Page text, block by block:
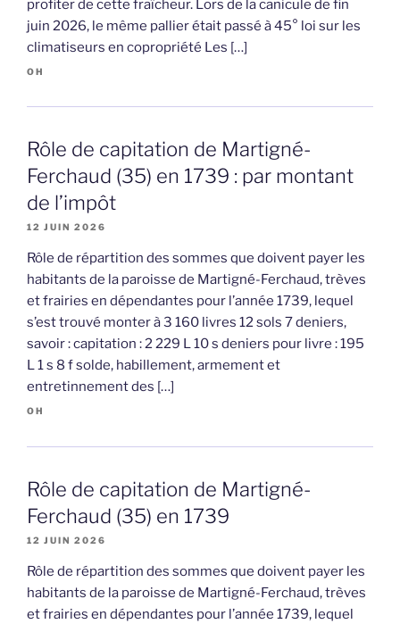
profiter de cette fraîcheur. Lors de la canicule de fin
juin 2026, le même pallier était passé à 45° loi sur les
climatiseurs en copropriété Les […]
OH
Rôle de capitation de Martigné-
Ferchaud (35) en 1739 : par montant
de l’impôt
12 JUIN 2026
Rôle de répartition des sommes que doivent payer les
habitants de la paroisse de Martigné-Ferchaud, trèves
et frairies en dépendantes pour l’année 1739, lequel
s’est trouvé monter à 3 160 livres 12 sols 7 deniers,
savoir : capitation : 2 229 L 10 s deniers pour livre : 195
L 1 s 8 f solde, habillement, armement et
entretinnement des […]
OH
Rôle de capitation de Martigné-
Ferchaud (35) en 1739
12 JUIN 2026
Rôle de répartition des sommes que doivent payer les
habitants de la paroisse de Martigné-Ferchaud, trèves
et frairies en dépendantes pour l’année 1739, lequel